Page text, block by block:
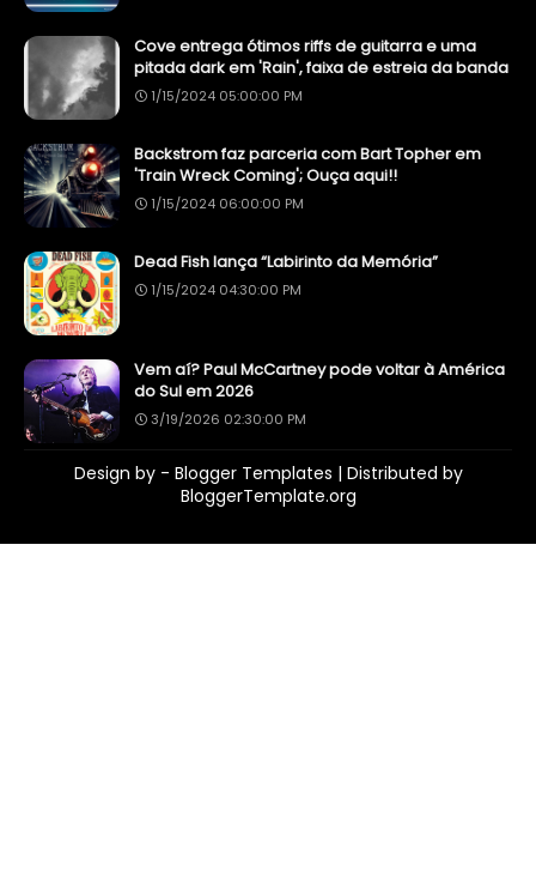
Cove entrega ótimos riffs de guitarra e uma
pitada dark em 'Rain', faixa de estreia da banda
1/15/2024 05:00:00 PM
Backstrom faz parceria com Bart Topher em
'Train Wreck Coming'; Ouça aqui!!
1/15/2024 06:00:00 PM
Dead Fish lança “Labirinto da Memória”
1/15/2024 04:30:00 PM
Vem aí? Paul McCartney pode voltar à América
do Sul em 2026
3/19/2026 02:30:00 PM
Design by - Blogger Templates | Distributed by
BloggerTemplate.org